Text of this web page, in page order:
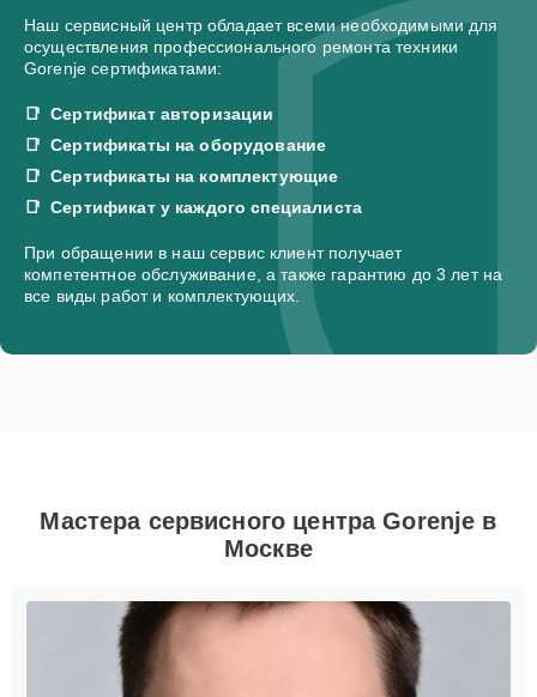
Наш сервисный центр обладает всеми необходимыми для
осуществления профессионального ремонта техники
Gorenje сертификатами:
Сертификат авторизации
Сертификаты на оборудование
Сертификаты на комплектующие
Сертификат у каждого специалиста
При обращении в наш сервис клиент получает
компетентное обслуживание, а также гарантию до 3 лет на
все виды работ и комплектующих.
Мастера сервисного центра Gorenje в
Москве